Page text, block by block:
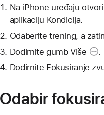
Na iPhone uređaju
aplikaciju Kondicija.
Odaberite trening, a
Dodirnite gumb Više
.
Dodirnite Fokusiranje
Odabir